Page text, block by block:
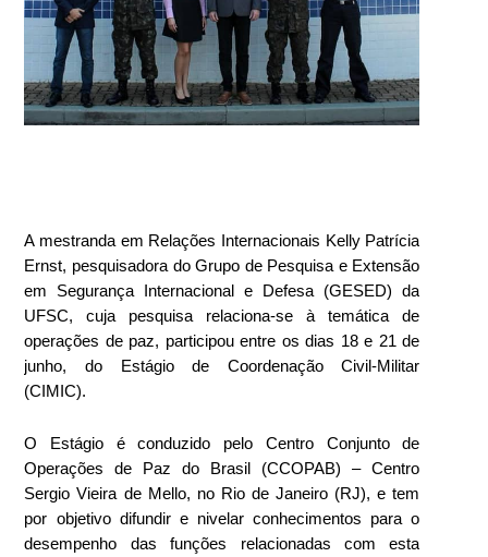
A mestranda em Relações Internacionais Kelly Patrícia
Ernst, pesquisadora do Grupo de Pesquisa e Extensão
em Segurança Internacional e Defesa (GESED) da
UFSC, cuja pesquisa relaciona-se à temática de
operações de paz, participou entre os dias 18 e 21 de
junho, do Estágio de Coordenação Civil-Militar
(CIMIC).
O Estágio é conduzido pelo Centro Conjunto de
Operações de Paz do Brasil (CCOPAB) – Centro
Sergio Vieira de Mello, no Rio de Janeiro (RJ), e tem
por objetivo difundir e nivelar conhecimentos para o
desempenho das funções relacionadas com esta